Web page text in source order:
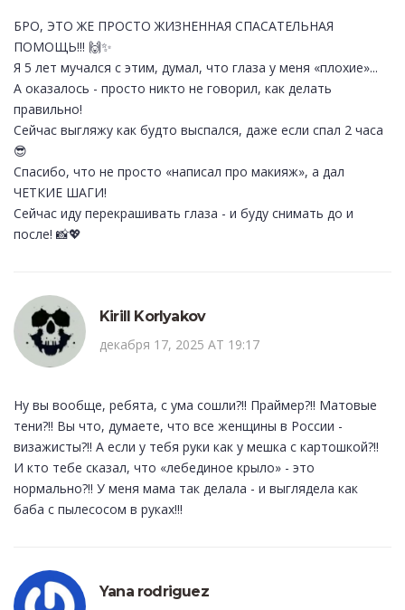
БРО, ЭТО ЖЕ ПРОСТО ЖИЗНЕННАЯ СПАСАТЕЛЬНАЯ
ПОМОЩЬ!!! 🙌✨
Я 5 лет мучался с этим, думал, что глаза у меня «плохие»...
А оказалось - просто никто не говорил, как делать
правильно!
Сейчас выгляжу как будто выспался, даже если спал 2 часа
😎
Спасибо, что не просто «написал про макияж», а дал
ЧЕТКИЕ ШАГИ!
Сейчас иду перекрашивать глаза - и буду снимать до и
после! 📸💖
Kirill Korlyakov
декабря 17, 2025 AT 19:17
Ну вы вообще, ребята, с ума сошли?!! Праймер?!! Матовые
тени?!! Вы что, думаете, что все женщины в России -
визажисты?!! А если у тебя руки как у мешка с картошкой?!!
И кто тебе сказал, что «лебединое крыло» - это
нормально?!! У меня мама так делала - и выглядела как
баба с пылесосом в руках!!!
Yana rodriguez